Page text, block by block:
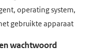
operating system,
gebruikte apparaat
wachtwoord